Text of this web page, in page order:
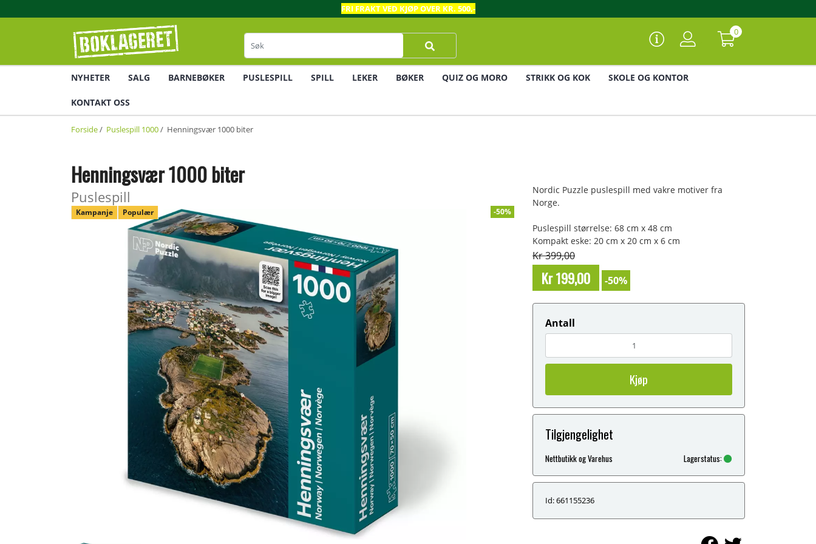
FRI FRAKT VED KJØP OVER KR. 500,-
0
NYHETER SALG BARNEBØKER PUSLESPILL SPILL LEKER BØKER QUIZ OG MORO STRIKK OG KOK SKOLE OG KONTOR
KONTAKT OSS
Forside/ Puslespill 1000/ Henningsvær 1000 biter
Henningsvær 1000 biter
Puslespill
Kampanje Populær -50%
Nordic Puzzle puslespill med vakre motiver fra
Norge.
Puslespill størrelse: 68 cm x 48 cm
Kompakt eske: 20 cm x 20 cm x 6 cm
Kr 399,00
Kr 199,00 -50%
Antall
Kjøp
Tilgjengelighet
Nettbutikk og Varehus Lagerstatus:
Id: 661155236